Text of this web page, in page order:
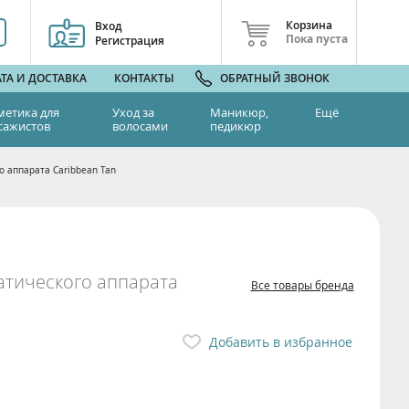
Вход
Регистрация
Корзина
Пока пуста
И ДОСТАВКА КОНТАКТЫ ОБРАТНЫЙ ЗВОНОК
для
Уход за
волосами
Маникюр,
педикюр
Ещё
аппарата Caribbean Tan
аппарата Все товары бренда
Добавить в избранное